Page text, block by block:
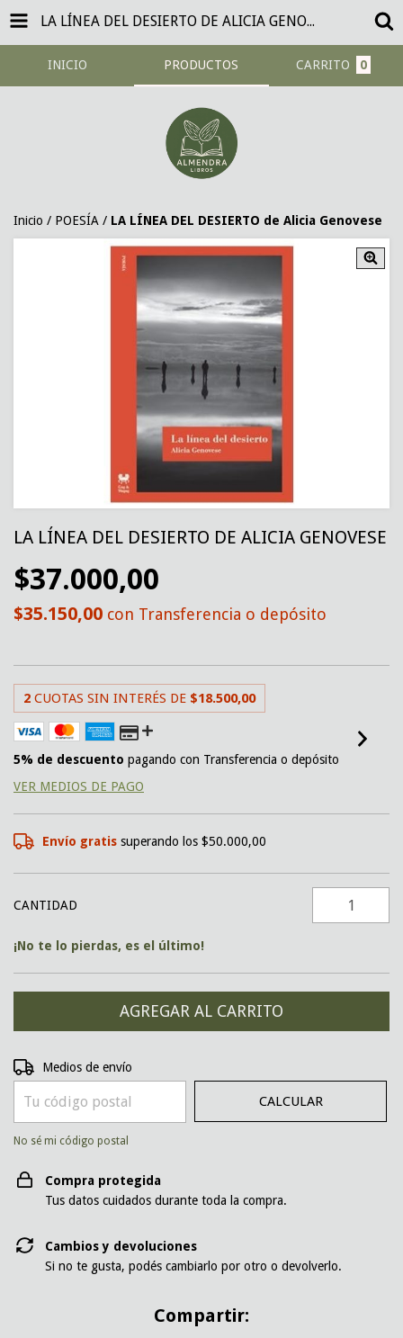
LA LÍNEA DEL DESIERTO DE ALICIA GENOVESE
INICIO PRODUCTOS CARRITO 0
Inicio / POESÍA / LA LÍNEA DEL DESIERTO de Alicia Genovese
LA LÍNEA DEL DESIERTO DE ALICIA GENOVESE
$37.000,00
$35.150,00 con Transferencia o depósito
2 CUOTAS SIN INTERÉS DE $18.500,00
5% de descuento pagando con Transferencia o depósito
VER MEDIOS DE PAGO
Envío gratis superando los$50.000,00
CANTIDAD
¡No te lo pierdas, es el último!
Entregas para el CP:
Medios de envío
CALCULAR
No sé mi código postal
Compra protegida
Tus datos cuidados durante toda la compra.
Cambios y devoluciones
Si no te gusta, podés cambiarlo por otro o devolverlo.
Compartir: